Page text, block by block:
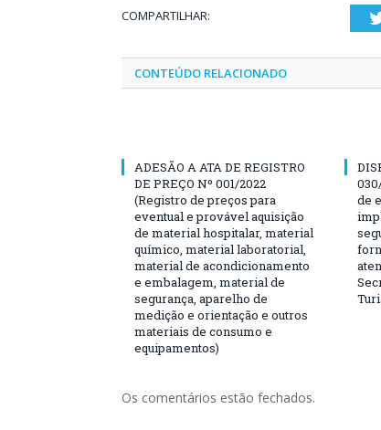
COMPARTILHAR:
CONTEÚDO RELACIONADO
ADESÃO A ATA DE REGISTRO
DE PREÇO Nº 001/2022
(Registro de preços para
eventual e provável aquisição
de material hospitalar, material
químico, material laboratorial,
material de acondicionamento
e embalagem, material de
segurança, aparelho de
medição e orientação e outros
materiais de consumo e
equipamentos)
de
Os comentários estão fechados.